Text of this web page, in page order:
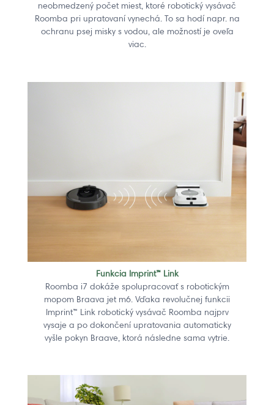
neobmedzený počet miest, ktoré robotický vysávač
Roomba pri upratovaní vynechá. To sa hodí napr. na
ochranu psej misky s vodou, ale možností je oveľa
viac.
Funkcia Imprint™ Link
Roomba i7 dokáže spolupracovať s robotickým
mopom Braava jet m6. Vďaka revolučnej funkcii
Imprint™ Link robotický vysávač Roomba najprv
vysaje a po dokončení upratovania automaticky
vyšle pokyn Braave, ktorá následne sama vytrie.